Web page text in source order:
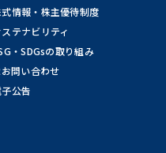
情報・株主優待制度
テナビリティ
・SDGsの取り組み
問い合わせ
子公告